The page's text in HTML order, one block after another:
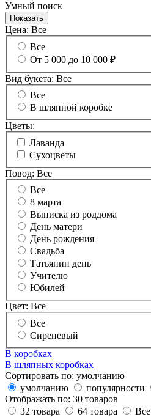
Умный поиск
Цена: Все
Все
От 5 000 до 10 000 ₽
Вид букета: Все
Все
В шляпной коробке
Цветы:
Лаванда
Сухоцветы
Повод: Все
Все
8 марта
Выписка из роддома
День матери
День рождения
Свадьба
Татьянин день
Учителю
Юбилей
Цвет: Все
Все
Сиреневый
В коробках
В шляпных коробках
Сортировать по: умолчанию
умолчанию
популярности
Отображать по: 30 товаров
32 товара
64 товара Все